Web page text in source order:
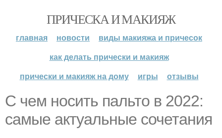
ПРИЧЕСКА И МАКИЯЖ
главная новости
виды макияжа и причесок
как делать прически и макияж
прически и макияж на дому
игры отзывы
С чем носить пальто в 2022:
самые актуальные сочетания